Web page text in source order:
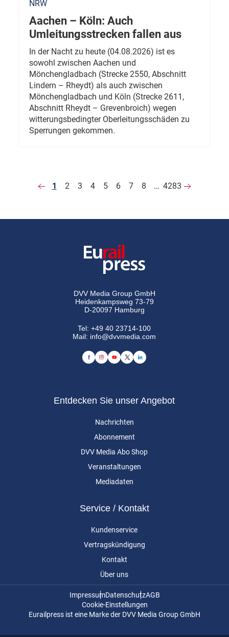
NRW
Aachen – Köln: Auch
Umleitungsstrecken fallen aus
In der Nacht zu heute (04.08.2026) ist es
sowohl zwischen Aachen und
Mönchengladbach (Strecke 2550, Abschnitt
Lindern – Rheydt) als auch zwischen
Mönchengladbach und Köln (Strecke 2611,
Abschnitt Rheydt – Grevenbroich) wegen
witterungsbedingter Oberleitungsschäden zu
Sperrungen gekommen.
1 2 3 4 5 6 7 8 … 4283
DVV Media Group GmbH
Heidenkampsweg 73-79
D-20097 Hamburg
Tel:+49 40 23714-100
Mail: info@dvvmedia.com
Entdecken Sie unser Angebot
Nachrichten
Abonnement
DVV Media Abo Shop
Veranstaltungen
Mediadaten
Service / Kontakt
Kundenservice
Vertragskündigung
Kontakt
Über uns
ImpressumDatenschutzAGB
Cookie-Einstellungen
Eurailpress ist eine Marke der DVV Media Group GmbH